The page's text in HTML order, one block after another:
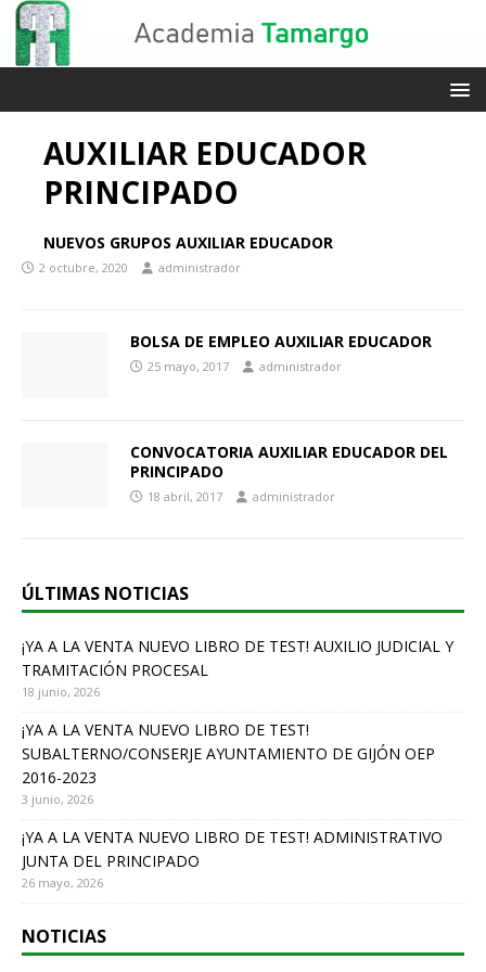
AUXILIAR EDUCADOR
PRINCIPADO
NUEVOS GRUPOS AUXILIAR EDUCADOR
2 octubre, 2020 administrador
BOLSA DE EMPLEO AUXILIAR EDUCADOR
25 mayo, 2017 administrador
CONVOCATORIA AUXILIAR EDUCADOR DEL
PRINCIPADO
18 abril, 2017 administrador
ÚLTIMAS NOTICIAS
¡YA A LA VENTA NUEVO LIBRO DE TEST! AUXILIO JUDICIAL Y
TRAMITACIÓN PROCESAL
18 junio, 2026
¡YA A LA VENTA NUEVO LIBRO DE TEST!
SUBALTERNO/CONSERJE AYUNTAMIENTO DE GIJÓN OEP
2016-2023
3 junio, 2026
¡YA A LA VENTA NUEVO LIBRO DE TEST! ADMINISTRATIVO
JUNTA DEL PRINCIPADO
26 mayo, 2026
NOTICIAS